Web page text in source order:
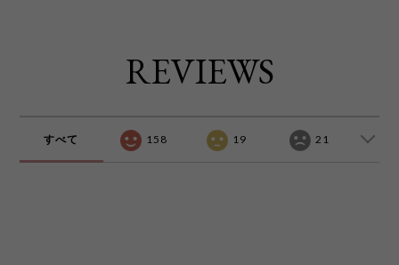
REVIEWS
すべて 158 19 21